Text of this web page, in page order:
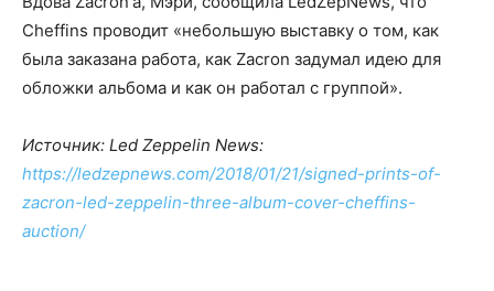
Cheffins проводит «небольшую выставку о том, как
была заказана работа, как Zacron задумал идею для
обложки альбома и как он работал с группой».
Источник: Led Zeppelin News:
https://ledzepnews.com/2018/01/21/signed-prints-of-
zacron-led-zeppelin-three-album-cover-cheffins-
auction/